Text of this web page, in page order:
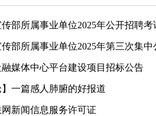
部所属事业单位2025年公开招聘
媒体中心平台建设项目招标公告
】一篇感人肺腑的好报道
新闻信息服务许可证